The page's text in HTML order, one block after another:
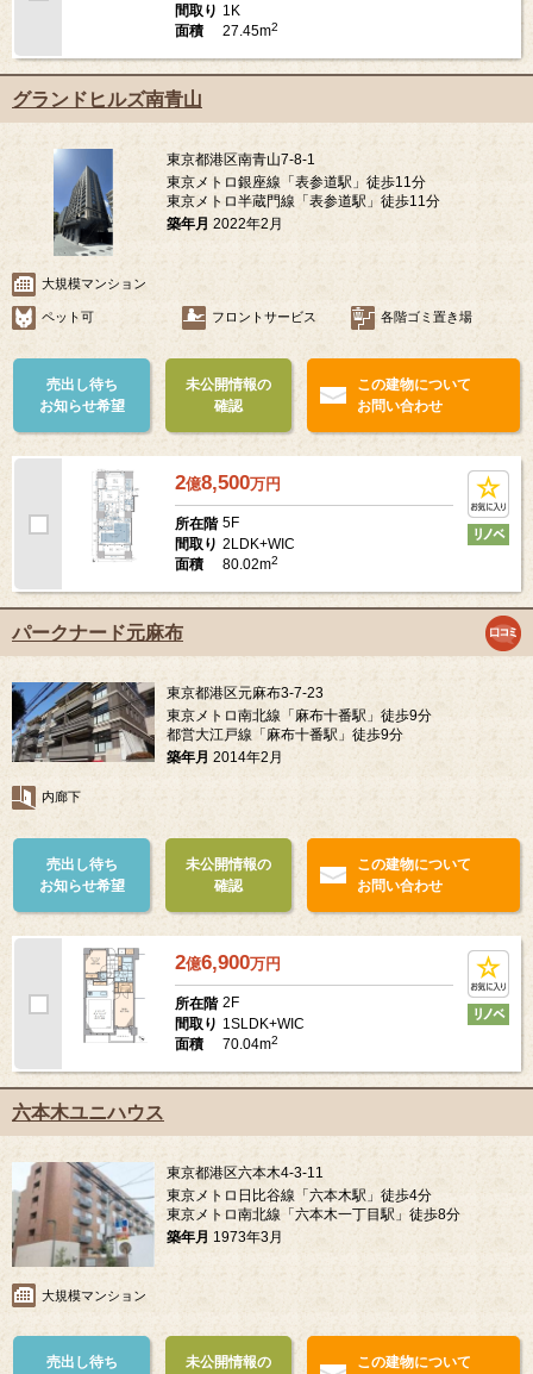
間取り 1K
面積
27.45m2
グランドヒルズ南青山
東京都港区南青山7-8-1
東京メトロ銀座線「表参道駅」徒歩11分
東京メトロ半蔵門線「表参道駅」徒歩11分
築年月 2022年2月
大規模マンション
ペット可 フロントサービス 各階ゴミ置き場
売出し待ち
お知らせ希望
未公開情報の
確認
この建物について
お問い合わせ
2億8,500万円
所在階 5F
間取り 2LDK+WIC
面積
80.02m2
パークナード元麻布
東京都港区元麻布3-7-23
東京メトロ南北線「麻布十番駅」徒歩9分
都営大江戸線「麻布十番駅」徒歩9分
築年月 2014年2月
内廊下
売出し待ち
お知らせ希望
未公開情報の
確認
この建物について
お問い合わせ
2億6,900万円
所在階 2F
間取り 1SLDK+WIC
面積
70.04m2
六本木ユニハウス
東京都港区六本木4-3-11
東京メトロ日比谷線「六本木駅」徒歩4分
東京メトロ南北線「六本木一丁目駅」徒歩8分
築年月 1973年3月
大規模マンション
売出し待ち
未公開情報の
この建物について